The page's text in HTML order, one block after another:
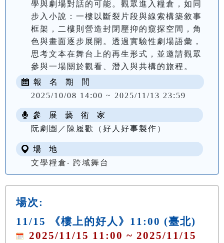
學與劇場對話的可能。觀眾進入糧倉，如同
步入小說：一樓以斷裂片段與線索構築敘事
框架，二樓則營造封閉壓抑的窺探空間，角
色與畫面逐步展開。透過實驗性劇場語彙，
思考文本在舞台上的再生形式，並邀請觀眾
報 名 期 間
2025/10/08 14:00 ~ 2025/11/13 23:59
參 展 藝 術 家
阮劇團／陳履歡（好人好事製作）
場 地
文學糧倉‧ 跨域舞台
場次:
11/15 《樓上的好人》11:00 (臺北)
2025/11/15 11:00 ~ 2025/11/15